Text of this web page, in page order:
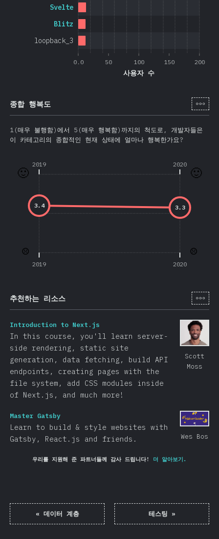
0.0 50 100 150 200
사용자 수
loopback_3
Blitz
Svelte
종합 행복도 [ko-
1(매우 불행함)에서 5(매우 행복함)까지의 척도로, 개발자들은
이 카테고리의 종합적인 현재 상태에 얼마나 행복한가요?
2019 2020
☹️
🙂
2019 2020
☹️
🙂
3.3
3.4
추천하는 리소스 [ko-
Scott
Moss
Introduction to Next.js
In this course, you'll learn server-
side rendering, static site
generation, data fetching, build API
endpoints, creating pages with the
file system, add CSS modules inside
of Next.js, and much more!
Wes Bos
Master Gatsby
Learn to build & style websites with
Gatsby, React.js and friends.
우리를 지원해 준 파트너들께 감사 드립니다! 더 알아보기.
« 데이터 계층 테스팅 »